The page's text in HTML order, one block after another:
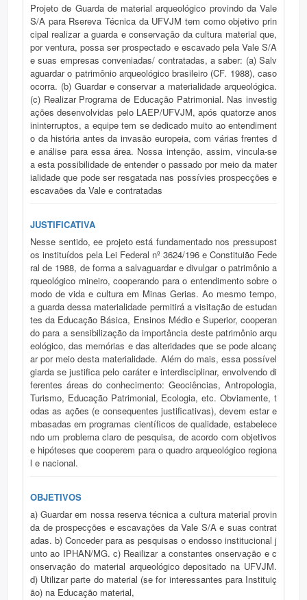
Projeto de Guarda de material arqueológico provindo da Vale
S/A para Rsereva Técnica da UFVJM tem como objetivo prin
cipal realizar a guarda e conservação da cultura material que,
por ventura, possa ser prospectado e escavado pela Vale S/A
e suas empresas conveniadas/ contratadas, a saber: (a) Salv
aguardar o patrimônio arqueológico brasileiro (CF. 1988), caso
ocorra. (b) Guardar e conservar a materialidade arqueológica.
(c) Realizar Programa de Educação Patrimonial. Nas investig
ações desenvolvidas pelo LAEP/UFVJM, após quatorze anos
ininterruptos, a equipe tem se dedicado muito ao entendiment
o da história antes da invasão europeia, com várias frentes d
e análise para essa área. Nossa intenção, assim, vincula-se
a esta possibilidade de entender o passado por meio da mater
ialidade que pode ser resgatada nas possívies prospecções e
escavaões da Vale e contratadas
JUSTIFICATIVA
Nesse sentido, ee projeto está fundamentado nos pressupost
os instituídos pela Lei Federal nº 3624/196 e Constituião Fede
ral de 1988, de forma a salvaguardar e divulgar o patrimônio a
rqueológico mineiro, cooperando para o entendimento sobre o
modo de vida e cultura em Minas Gerias. Ao mesmo tempo,
a guarda dessa materialidade permitirá a visitação de estudan
tes da Educação Básica, Ensinos Médio e Superior, cooperan
do para a sensibilização da importância deste patrimônio arqu
eológico, das memórias e das alteridades que se pode alcanç
ar por meio desta materialidade. Além do mais, essa possível
giarda se justifica pelo caráter e interdisciplinar, envolvendo di
ferentes áreas do conhecimento: Geociências, Antropologia,
Turismo, Educação Patrimonial, Ecologia, etc. Obviamente, t
odas as ações (e consequentes justificativas), devem estar e
mbasadas em programas científicos de qualidade, estabelece
ndo um problema claro de pesquisa, de acordo com objetivos
e hipóteses que cooperem para o quadro arqueológico regiona
l e nacional.
OBJETIVOS
a) Guardar em nossa reserva técnica a cultura material provin
da de prospecções e escavações da Vale S/A e suas contrat
adas. b) Conceder para as pesquisas o endosso institucional j
unto ao IPHAN/MG. c) Reailizar a constantes onservação e c
onservação do material arqueológico depositado na UFVJM.
d) Utilizar parte do material (se for interessantes para Instituiç
ão) na Educação material,